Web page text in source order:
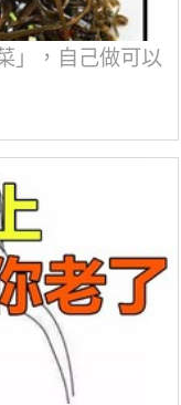
」，自己做可以